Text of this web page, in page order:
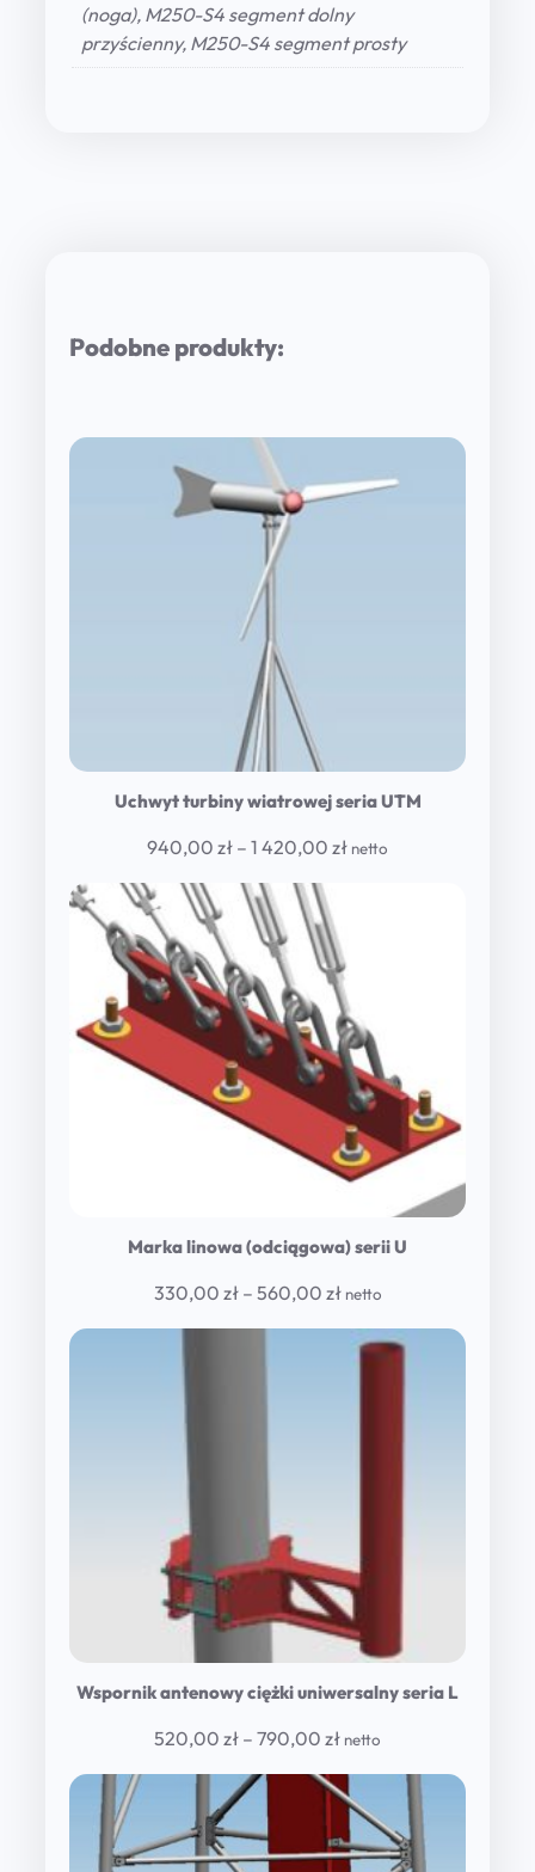
(noga), M250-S4 segment dolny
przyścienny, M250-S4 segment prosty
Podobne produkty:
Uchwyt turbiny wiatrowej seria UTM
940,00 zł – 1 420,00 złPrice
420,00 zł
netto
Marka linowa (odciągowa) serii U
330,00 zł – 560,00 złPrice
range:
330,00 zł
netto
Wspornik antenowy ciężki uniwersalny seria L
520,00 zł – 790,00 złPrice
range:
520,00 zł
through
netto